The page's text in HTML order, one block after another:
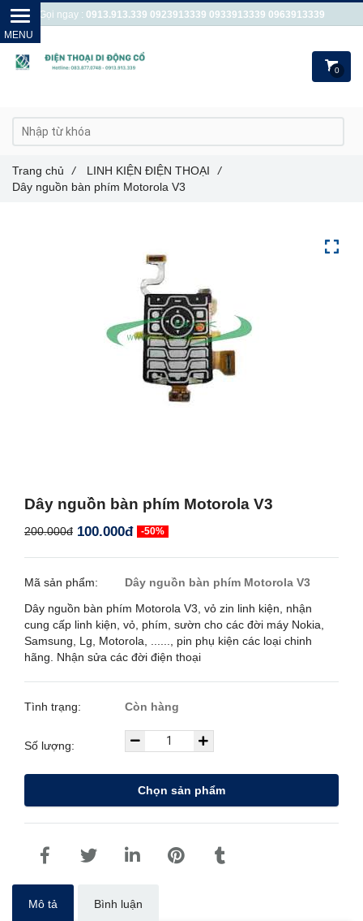
Dây nguồn bàn phím Motorola V3
200.000đ 100.000đ -50%
Mã sản phẩm:
Dây nguồn bàn phím Motorola V3
Dây nguồn bàn phím Motorola V3, vỏ zin linh kiện, nhận
cung cấp linh kiện, vỏ, phím, sườn cho các đời máy Nokia,
Samsung, Lg, Motorola, ......, pin phụ kiện các loại chinh
hãng. Nhận sửa các đời điện thoại
Tình trạng: Còn hàng
Số lượng:
Chọn sản phẩm
Mô tả Bình luận
Trang chủ / LINH KIỆN ĐIỆN THOẠI
/
Dây nguồn bàn phím Motorola V3
Gọi ngay : 0913.913.339 0923913339 0933913339 0963913339
0